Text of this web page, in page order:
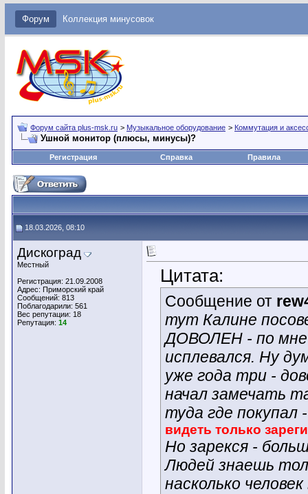
Форум Коллекция минусовок
Форум сайта plus-msk.ru > Музыкальное оборудование > Коммутация и
Ушной монитор (плюсы, минусы)?
Регистрация Справка Правила
18.03.2026, 08:10
Дискоград
Местный
Регистрация: 21.09.2008
Адрес: Приморский край
Сообщений: 813
Поблагодарили: 561
Вес репутации: 18
Репутация: 14
Цитата:
Сообщение от
тут Калине
ДОВОЛЕН - по мне
исплевался. Ну
уже года три -
начал замечать
туда где покупал
видеть только
Но зарекся -
Людей знаешь
насколько